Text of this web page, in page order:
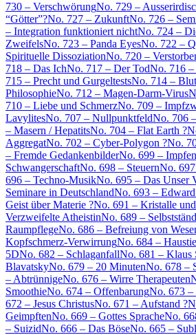
730 – VerschwörungNo. 729 –
“Götter”?No. 727 – ZukunftNo. 726 –
– Integration funktioniert nichtNo. 724 –
ZweifelsNo. 723 – Panda EyesNo. 722 –
Spirituelle DissoziationNo. 720 –
718 – Das IchNo. 717 – Der TodNo. 716 –
715 – Precht und GurgeltestsNo. 714 –
PhilosophieNo. 712 – Magen-Darm-Virus
710 – Liebe und SchmerzNo. 709 –
LavylitesNo. 707 – NullpunktfeldNo. 706
– Masern / HepatitsNo. 704 – Flat Earth ?
AggregatNo. 702 – Cyber-Polygon ?No.
– Fremde GedankenbilderNo. 699 –
SchwangerschaftNo. 698 – SteuernNo.
696 – Techno-MusikNo. 695 – Das Unser
Seminare in DeutschlandNo. 693 –
Geist über Materie ?No. 691 – Kristalle
Verzweifelte AtheistinNo. 689 –
RaumpflegeNo. 686 – Befreiung von
Kopfschmerz-VerwirrungNo. 684 –
5DNo. 682 – SchlaganfallNo. 681 – Klaus
BlavatskyNo. 679 – 20 MinutenNo. 678 –
– AbtrünnigeNo. 676 – Wirre Therapeuten
SmoothieNo. 674 – OffenbarungNo. 673 –
672 – Jesus ChristusNo. 671 – Aufstand ?
GeimpftenNo. 669 – Gottes SpracheNo.
– SuizidNo. 666 – Das BöseNo. 665 –